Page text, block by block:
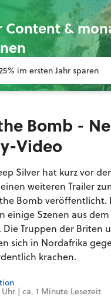
Content &
im ersten Jahr sparen
Bomb -
Video
Silver hat kurz vor
weiteren Trailer
Bomb veröffentlicht.
einige Szenen aus dem
Die Truppen der Briten
sich in Nordafrika
krachen.
Uhr | ca. 1 Minute Lesezeit